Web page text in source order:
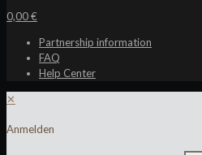
0,00 €
Partnership information
FAQ
Help Center
✕
Anmelden